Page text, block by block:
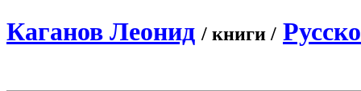
Каганов Леонид / книги /